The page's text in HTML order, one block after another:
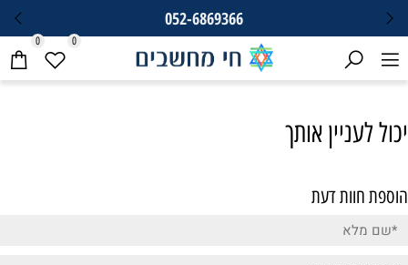
052-6869366
0 0
יכול לעניין אותך
הוספת חוות דעת